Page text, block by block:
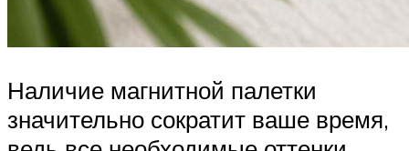
Наличие магнитной палетки
значительно сократит ваше время,